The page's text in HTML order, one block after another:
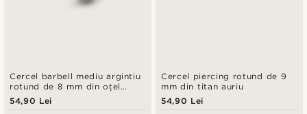
Cercel barbell mediu argintiu
rotund de 8 mm din oțel
chirurgical
54,90 Lei
Cercel piercing rotund de 9
mm din titan auriu
54,90 Lei